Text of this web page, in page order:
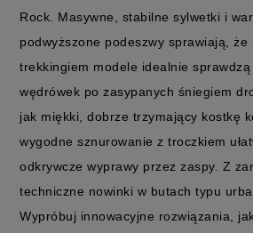
Rock. Masywne, stabilne sylwetki i
podwyższone podeszwy sprawiają, że
trekkingiem modele idealnie
wędrówek po zasypanych śniegiem
jak miękki, dobrze trzymający kostkę
wygodne sznurowanie z troczkiem
odkrywcze wyprawy przez zaspy. Z
techniczne nowinki w butach typu
Wypróbuj innowacyjne rozwiązania,